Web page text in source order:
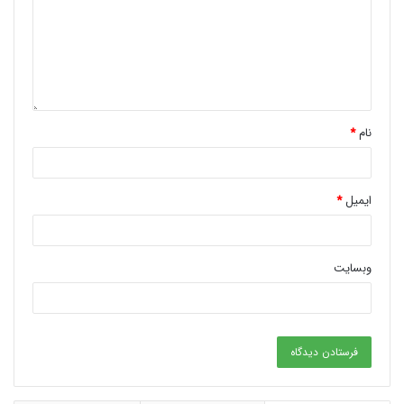
که نیازمند دقت فوق العاده برای نگهداری زمان در حد ثانیه
است (و این قبل از اشاره به توربیلون است که چرخ دنگ را
افزایش داده تا در یک نقطه تاثیرات جاذبه را کاهش دهد). با
پیشرفت های بدست آمده، امروز می توانید ساعت های مچی
نام*
ایمیل*
وبسایت